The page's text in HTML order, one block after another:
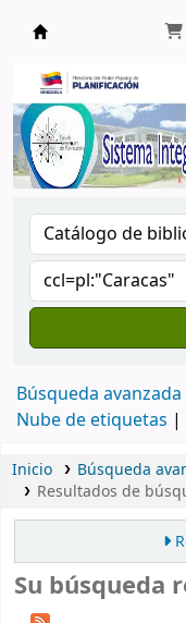
Búsqueda avanzada
Nube de etiquetas
Inicio
Búsqueda
Resultados de
Su búsqueda